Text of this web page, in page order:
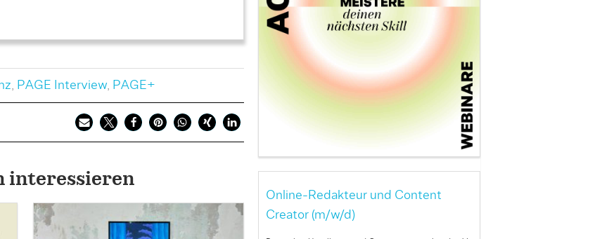
, PAGE Interview, PAGE+
interessieren
Online-Redakteur und Content
Creator (m/w/d)